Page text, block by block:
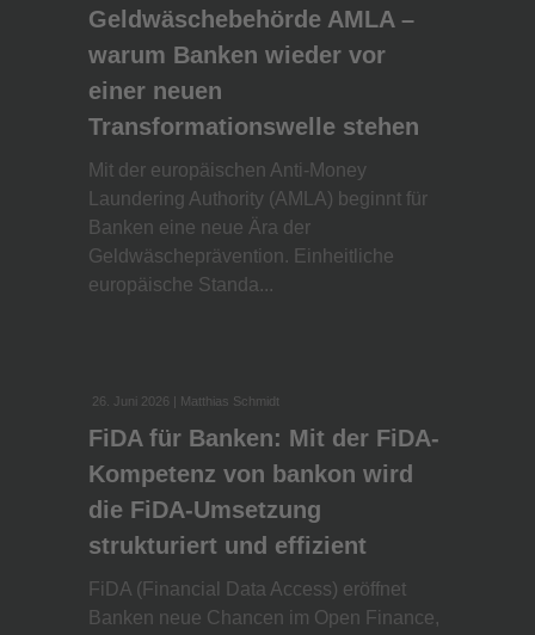
Geldwäschebehörde AMLA –
warum Banken wieder vor
einer neuen
Transformationswelle stehen
Mit der europäischen Anti-Money
Laundering Authority (AMLA) beginnt für
Banken eine neue Ära der
Geldwäscheprävention. Einheitliche
europäische Standa...
26. Juni 2026 | Matthias Schmidt
FiDA für Banken: Mit der FiDA-
Kompetenz von bankon wird
die FiDA-Umsetzung
strukturiert und effizient
FiDA (Financial Data Access) eröffnet
Banken neue Chancen im Open Finance,